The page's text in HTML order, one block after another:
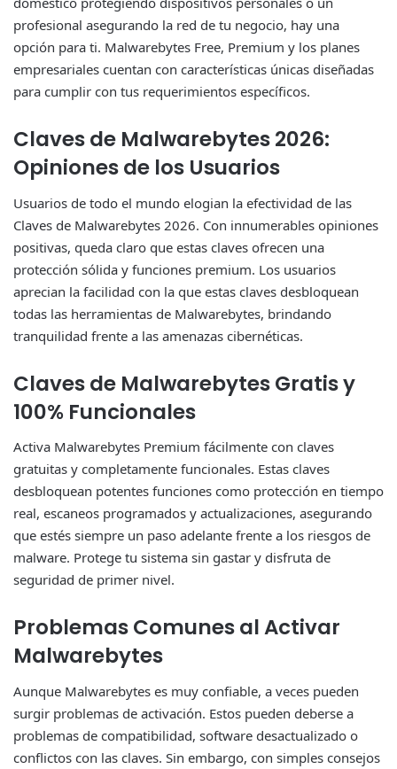
profesional asegurando la red de tu negocio, hay una
opción para ti. Malwarebytes Free, Premium y los planes
empresariales cuentan con características únicas diseñadas
para cumplir con tus requerimientos específicos.
Claves de Malwarebytes 2026:
Opiniones de los Usuarios
Usuarios de todo el mundo elogian la efectividad de las
Claves de Malwarebytes 2026. Con innumerables opiniones
positivas, queda claro que estas claves ofrecen una
protección sólida y funciones premium. Los usuarios
aprecian la facilidad con la que estas claves desbloquean
todas las herramientas de Malwarebytes, brindando
tranquilidad frente a las amenazas cibernéticas.
Claves de Malwarebytes Gratis y
100% Funcionales
Activa Malwarebytes Premium fácilmente con claves
gratuitas y completamente funcionales. Estas claves
desbloquean potentes funciones como protección en tiempo
real, escaneos programados y actualizaciones, asegurando
que estés siempre un paso adelante frente a los riesgos de
malware. Protege tu sistema sin gastar y disfruta de
seguridad de primer nivel.
Problemas Comunes al Activar
Malwarebytes
Aunque Malwarebytes es muy confiable, a veces pueden
surgir problemas de activación. Estos pueden deberse a
problemas de compatibilidad, software desactualizado o
conflictos con las claves. Sin embargo, con simples consejos